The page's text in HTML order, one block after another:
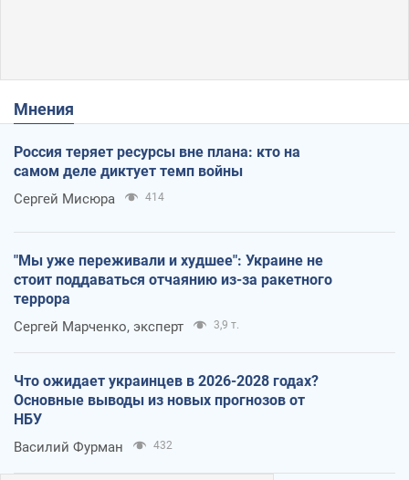
Мнения
Россия теряет ресурсы вне плана: кто на
самом деле диктует темп войны
Сергей Мисюра 414
"Мы уже переживали и худшее": Украине не
стоит поддаваться отчаянию из-за ракетного
террора
Сергей Марченко, эксперт 3,9 т.
Что ожидает украинцев в 2026-2028 годах?
Основные выводы из новых прогнозов от
НБУ
Василий Фурман 432